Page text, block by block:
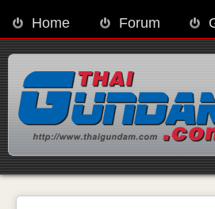
Home Forum